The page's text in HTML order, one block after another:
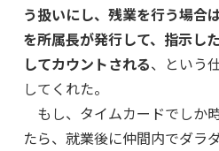
う扱いにし、残業を行う場合
を所属長が発行して、指示し
してカウントされる、という
してくれた。
もし、タイムカードでしか
たら、就業後に仲間内でダラ